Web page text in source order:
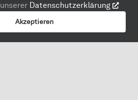
unserer Datenschutzerklärung
Akzeptieren